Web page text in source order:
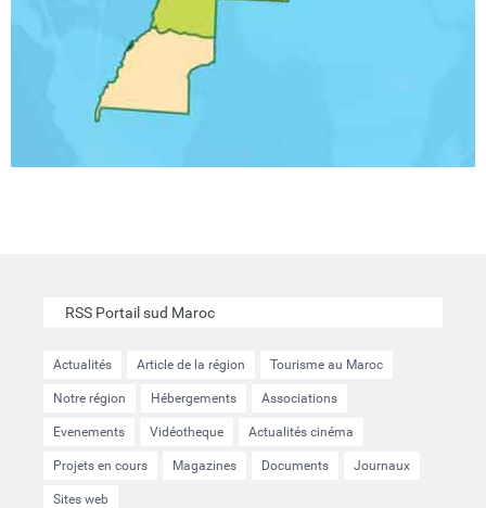
RSS Portail sud Maroc
Actualités Article de la région Tourisme au Maroc
Notre région Hébergements Associations
Evenements Vidéotheque Actualités cinéma
Projets en cours Magazines Documents Journaux
Sites web